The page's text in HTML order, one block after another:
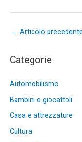
← Articolo precedente
Categorie
Automobilismo
Bambini e giocattoli
Casa e attrezzature
Cultura